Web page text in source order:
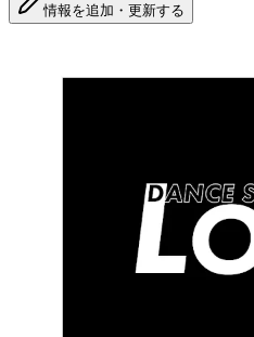
情報を追加・更新する